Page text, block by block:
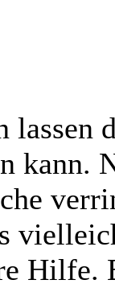
lassen
kann.
Hilfe.